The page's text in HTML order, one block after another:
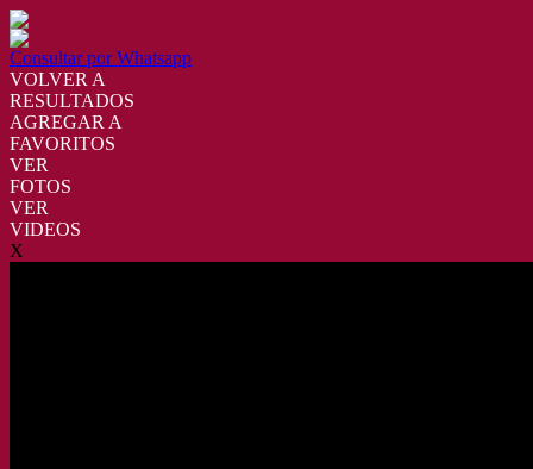
Consultar por Whatsapp
VOLVER A
RESULTADOS
AGREGAR A
FAVORITOS
VER
FOTOS
VER
VIDEOS
X